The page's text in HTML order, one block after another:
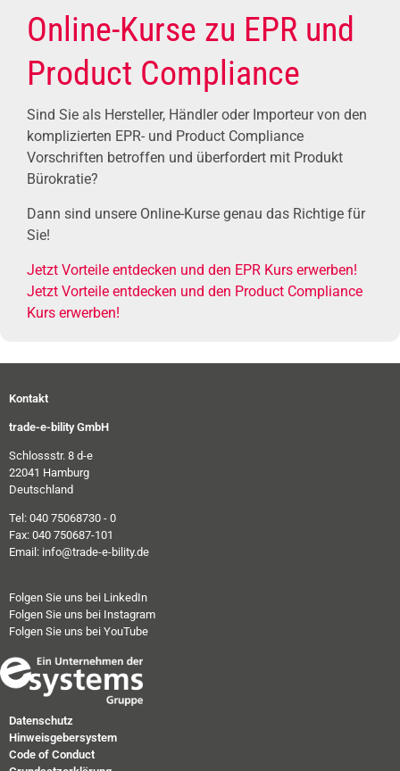
Online-Kurse zu EPR und
Product Compliance
Sind Sie als Hersteller, Händler oder Importeur von den
komplizierten EPR- und Product Compliance
Vorschriften betroffen und überfordert mit Produkt
Bürokratie?
Dann sind unsere Online-Kurse genau das Richtige für
Sie!
Jetzt Vorteile entdecken und den EPR Kurs erwerben!
Jetzt Vorteile entdecken und den Product Compliance
Kurs erwerben!
Kontakt
trade-e-bility GmbH
Schlossstr. 8 d-e
22041 Hamburg
Deutschland
Tel: 040 75068730 - 0
Fax: 040 750687-101
Email: info@trade-e-bility.de
Folgen Sie uns bei LinkedIn
Folgen Sie uns bei Instagram
Folgen Sie uns bei YouTube
Datenschutz
Hinweisgebersystem
Code of Conduct